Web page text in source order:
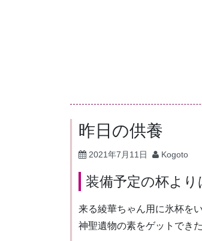
昨日の供養
2021年7月11日 Kogoto
装備予定の杯よ
来る綾華ちゃん用に氷杯を
神聖遺物の素をゲットでき